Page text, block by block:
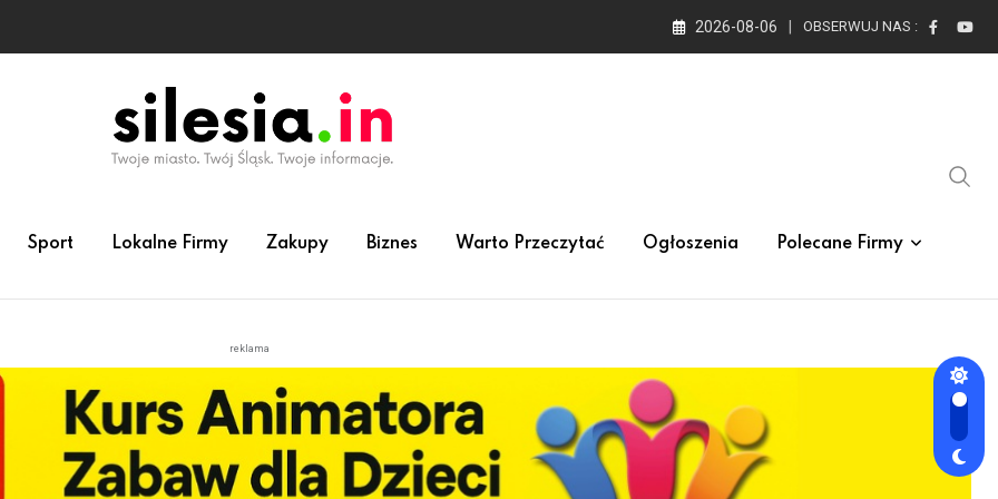
2026-08-06 OBSERWUJ NAS :
Sport Lokalne Firmy Zakupy Biznes Warto Przeczytać Ogłoszenia Polecane Firmy
reklama